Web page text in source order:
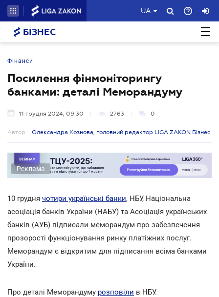
UA
БІЗНЕС
Фінанси
Посилення фінмоніторингу
банками: деталі Меморандуму
11 грудня 2024, 09:30 2763 0
Автор: Олександра Кознова, головний редактор LIGA ZAKON Бізнес
Реклама
10 грудня чотири українські банки, НБУ, Національна
асоціація банків України (НАБУ) та Асоціація українських
банків (АУБ) підписали меморандум про забезпечення
прозорості функціонування ринку платіжних послуг.
Меморандум є відкритим для підписання всіма банками
України.
Про деталі Меморандуму розповіли в НБУ.